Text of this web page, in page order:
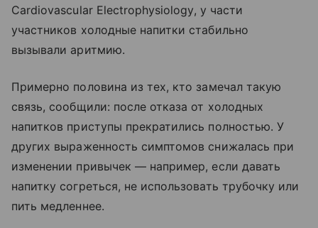
Cardiovascular Electrophysiology, у части
участников холодные напитки стабильно
вызывали аритмию.
Примерно половина из тех, кто замечал такую
связь, сообщили: после отказа от холодных
напитков приступы прекратились полностью. У
других выраженность симптомов снижалась при
изменении привычек — например, если давать
напитку согреться, не использовать трубочку или
пить медленнее.